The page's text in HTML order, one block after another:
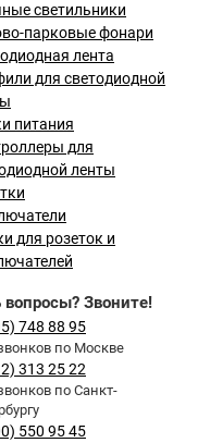
светильники
парковые фонари
лента
для светодиодной
питания
для
ленты
для розеток и
вопросы? Звоните!
748 88 95
по Москве
313 25 22
по Санкт-
550 95 45